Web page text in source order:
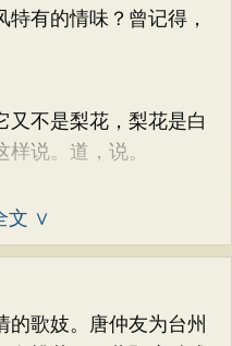
有的情味？曾记得，
又不是梨花，梨花是白
说。道，说。
文 ∨
歌妓。唐仲友为台州